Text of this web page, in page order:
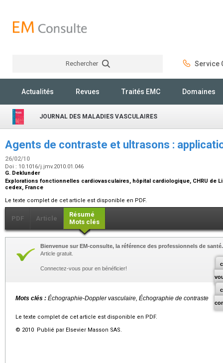
Rechercher Service
Actualités Revues Traités EMC Domaines
JOURNAL DES MALADIES VASCULAIRES
Agents de contraste et ultrasons :
26/02/10
Doi : 10.1016/j.jmv.2010.01.046
G. Deklunder
Explorations fonctionnelles cardiovasculaires, hôpital cardiologique, CHRU de
cedex, France
Le texte complet de cet article est disponible en PDF.
PDF Article
Résumé
Mots clés
Bienvenue sur EM-consulte, la référence des professionnels de santé.
Article gratuit.
Connectez-vous pour en bénéficier!
Mots clés : Échographie-Doppler vasculaire, Échographie de contraste
Le texte complet de cet article est disponible en PDF.
© 2010 Publié par Elsevier Masson SAS.